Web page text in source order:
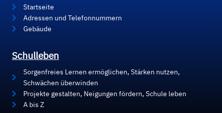
Startseite
Adressen und Telefonnummern
Gebäude
Schulleben
Sorgenfreies Lernen ermöglichen, Stärken nutzen,
Schwächen überwinden
Projekte gestalten, Neigungen fördern, Schule leben
A bis Z